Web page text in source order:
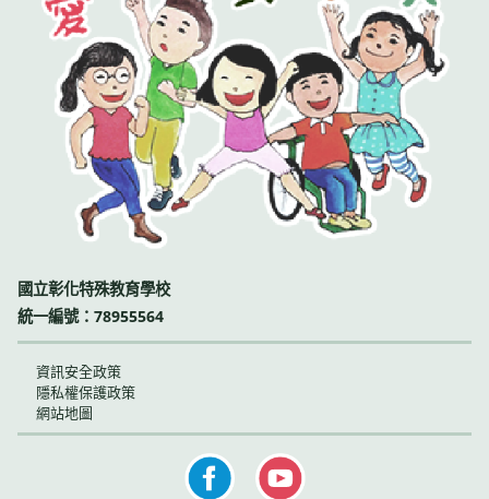
國立彰化特殊教育學校
統一編號：78955564
資訊安全政策
隱私權保護政策
網站地圖